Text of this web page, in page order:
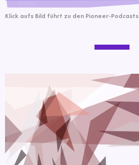
Klick aufs Bild führt zu den Pioneer-Podcasts